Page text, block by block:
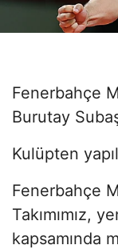
Fenerbahçe
Burutay
Kulüpten
Fenerbahçe
Takımımız,
kapsamında